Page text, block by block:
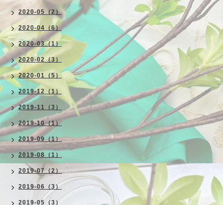
2020-05（2）
2020-04（6）
2020-03（1）
2020-02（3）
2020-01（5）
2019-12（1）
2019-11（3）
2019-10（1）
2019-09（1）
2019-08（1）
2019-07（2）
2019-06（3）
2019-05（3）